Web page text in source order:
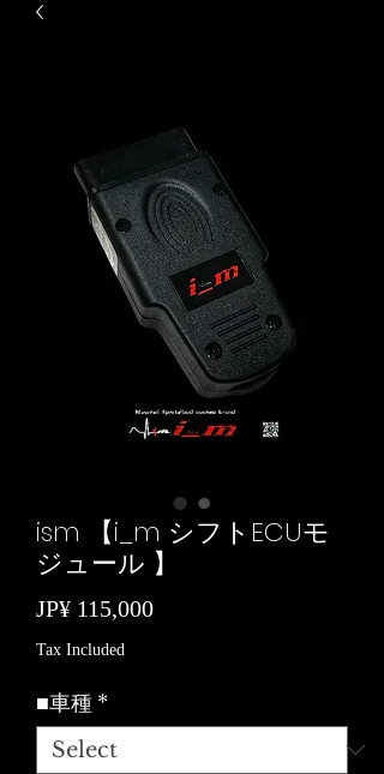
ism 【i_m シフトECUモ
ジュール 】
JP¥ 115,000Price
Tax Included
■車種 *